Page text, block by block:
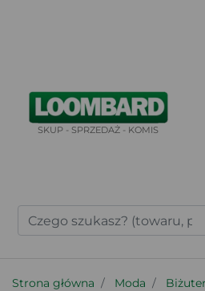
SKUP - SPRZEDAŻ - KOMIS
Strona główna Moda